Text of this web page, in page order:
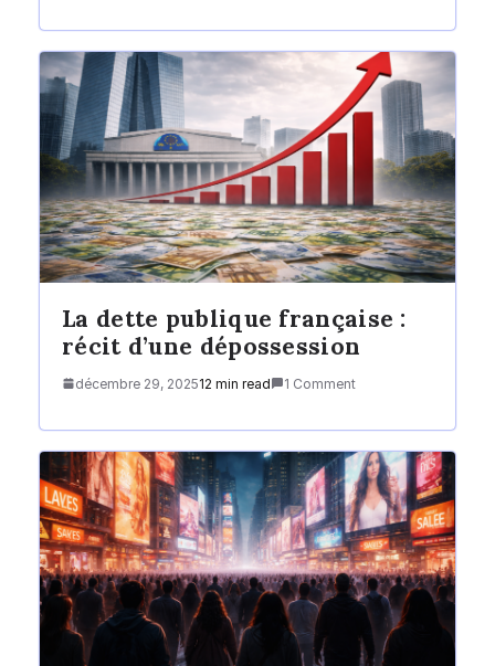
La dette publique française :
récit d’une dépossession
décembre 29, 202512 min read 1 Comment